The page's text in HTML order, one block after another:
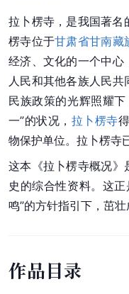
拉卜楞寺，是我国著名
楞寺位于甘肃省甘南藏
经济、文化的一个中
人民和其他各族人民
民族政策的光辉照耀下
一”的状况， 拉卜楞寺
物保护单位。拉卜楞寺
这本《拉卜楞寺概况》
史的综合性资料。这
鸣”的方针指引下，茁
作品目录